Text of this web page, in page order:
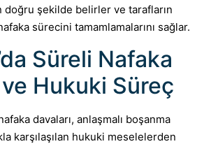
şekilde belirler ve tarafların
sürecini tamamlamalarını sağlar.
Süreli Nafaka
ve Hukuki Süreç
davaları, anlaşmalı boşanma
karşılaşılan hukuki meselelerden